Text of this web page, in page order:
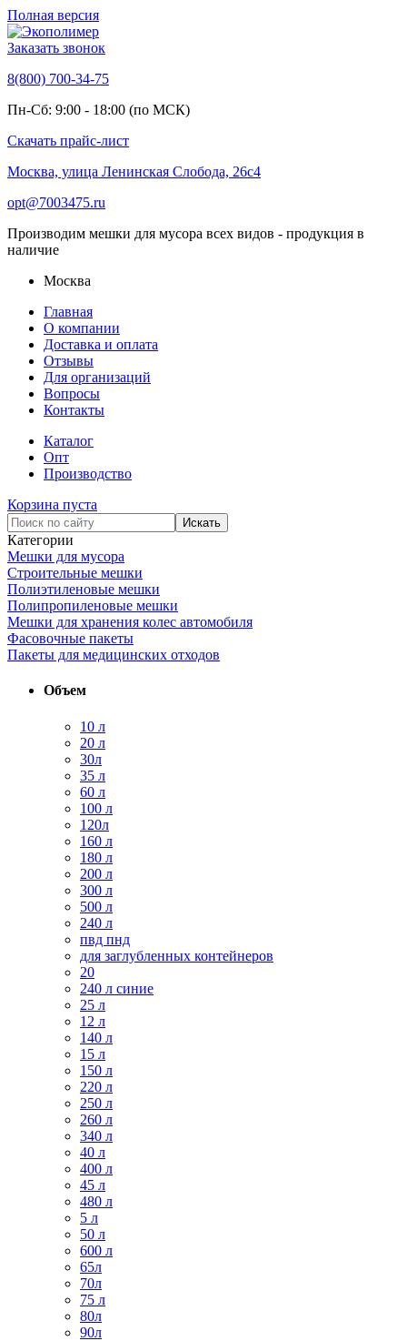
Полная версия
Заказать звонок
8(800) 700-34-75
Пн-Сб: 9:00 - 18:00 (по МСК)
Скачать прайс-лист
Москва, улица Ленинская Слобода, 26с4
opt@7003475.ru
Производим мешки для мусора всех видов - продукция в
наличие
Москва
Главная
О компании
Доставка и оплата
Отзывы
Для организаций
Вопросы
Контакты
Каталог
Опт
Производство
Корзина пуста
Категории
Мешки для мусора
Строительные мешки
Полиэтиленовые мешки
Полипропиленовые мешки
Мешки для хранения колес автомобиля
Фасовочные пакеты
Пакеты для медицинских отходов
Объем
10 л
20 л
30л
35 л
60 л
100 л
120л
160 л
180 л
200 л
300 л
500 л
240 л
пвд пнд
для заглубленных контейнеров
20
240 л синие
25 л
12 л
140 л
15 л
150 л
220 л
250 л
260 л
340 л
40 л
400 л
45 л
480 л
5 л
50 л
600 л
65л
70л
75 л
80л
90л